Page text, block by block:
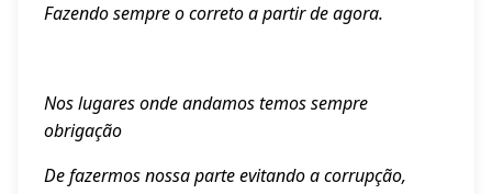
Fazendo sempre o correto a partir de agora.
Nos lugares onde andamos temos sempre
obrigação
De fazermos nossa parte evitando a corrupção,